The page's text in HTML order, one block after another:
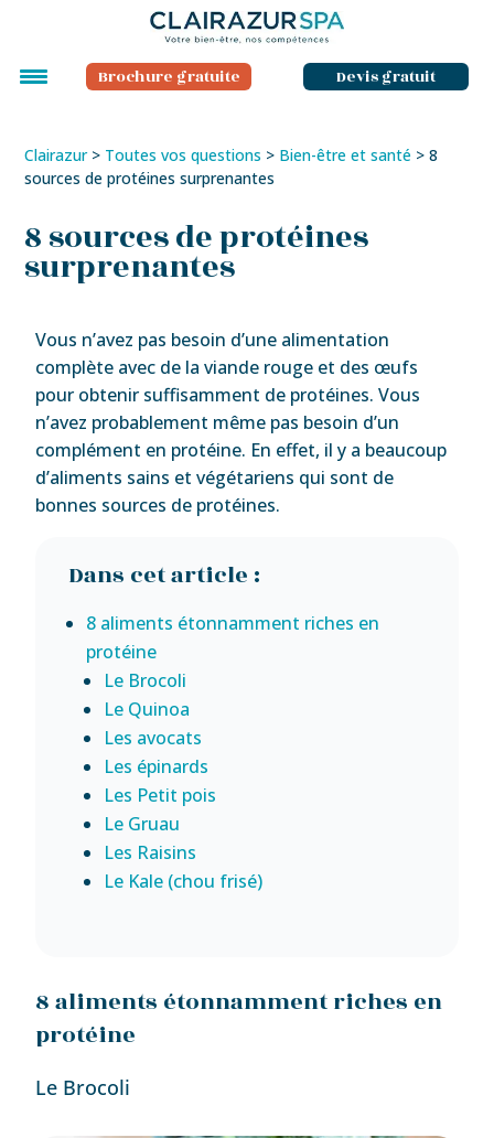
Brochure gratuite Devis gratuit
Clairazur> Toutes vos questions > Bien-être et santé >8
sources de protéines surprenantes
8 sources de protéines
surprenantes
Vous n’avez pas besoin d’une alimentation
complète avec de la viande rouge et des œufs
pour obtenir suffisamment de protéines. Vous
n’avez probablement même pas besoin d’un
complément en protéine. En effet, il y a beaucoup
d’aliments sains et végétariens qui sont de
bonnes sources de protéines.
Dans cet article :
8 aliments étonnamment riches en
protéine
Le Brocoli
Le Quinoa
Les avocats
Les épinards
Les Petit pois
Le Gruau
Les Raisins
Le Kale (chou frisé)
8 aliments étonnamment riches en
protéine
Le Brocoli